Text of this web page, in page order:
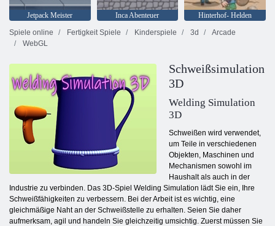
Jetpack Meister Inca Abenteuer
Hinterhof- Helden
Spiele online
Fertigkeit Spiele Kinderspiele 3d
Arcade
WebGL
Schweißsimulation
3D
Welding Simulation
3D
Schweißen wird verwendet,
um Teile in verschiedenen
Objekten, Maschinen und
Mechanismen sowohl im
Haushalt als auch in der
Industrie zu verbinden. Das 3D-Spiel Welding Simulation lädt Sie ein, Ihre
Schweißfähigkeiten zu verbessern. Bei der Arbeit ist es wichtig, eine
gleichmäßige Naht an der Schweißstelle zu erhalten. Seien Sie daher
aufmerksam, agil und handeln Sie gleichzeitig umsichtig. Zuerst müssen Sie